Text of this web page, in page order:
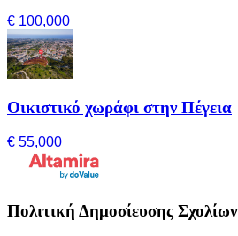
€ 100,000
Οικιστικό χωράφι στην Πέγεια
€ 55,000
Πολιτική Δημοσίευσης Σχολίων